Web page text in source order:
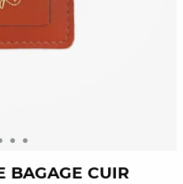
BAGAGE CUIR